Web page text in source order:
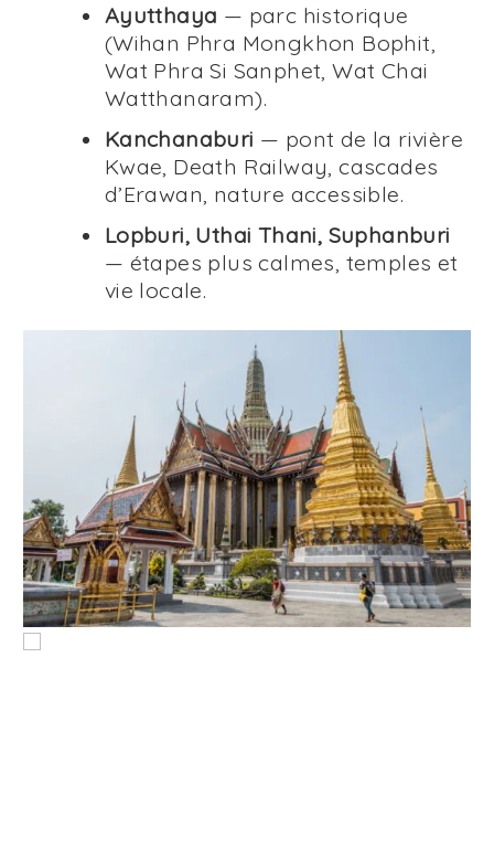
Ayutthaya — parc historique
(Wihan Phra Mongkhon Bophit,
Wat Phra Si Sanphet, Wat Chai
Watthanaram).
Kanchanaburi — pont de la rivière
Kwae, Death Railway, cascades
d’Erawan, nature accessible.
Lopburi, Uthai Thani, Suphanburi
— étapes plus calmes, temples et
vie locale.